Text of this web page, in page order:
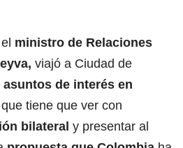
ministro de Relaciones
viajó a Ciudad de
de interés en
que tiene que ver con
bilateral y presentar al